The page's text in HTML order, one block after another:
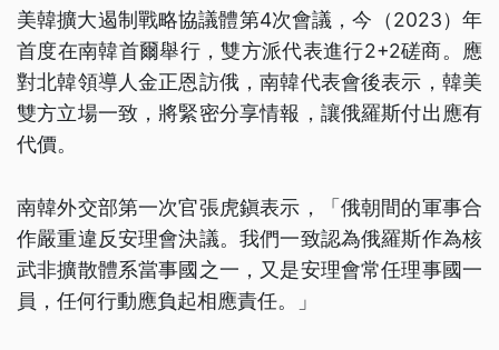
美韓擴大遏制戰略協議體第4次會議，今（2023）年
首度在南韓首爾舉行，雙方派代表進行2+2磋商。應
對北韓領導人金正恩訪俄，南韓代表會後表示，韓美
雙方立場一致，將緊密分享情報，讓俄羅斯付出應有
代價。
南韓外交部第一次官張虎鎭表示，「俄朝間的軍事合
作嚴重違反安理會決議。我們一致認為俄羅斯作為核
武非擴散體系當事國之一，又是安理會常任理事國一
員，任何行動應負起相應責任。」